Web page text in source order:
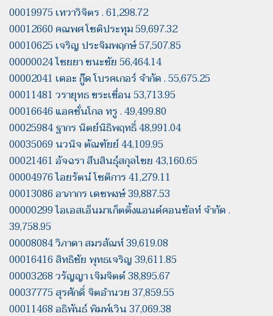
00019975 เทวาวิจิตร . 61,298.72
00012660 คณพศ โชติประทุม 59,697.32
00010625 เจริญ ประจิมพฤกษ์ 57,507.85
00000024 ไชยยา ชนะชัย 56,464.14
00002041 เดอะ กู๊ด โบรคเกอร์ จำกัด . 55,675.25
00011481 วรายุทธ ขระเขื่อน 53,713.95
00016646 แอคชั่นโกล ทรู . 49,499.80
00025984 ฐากร นิตย์นิธิพฤทธิ์ 48,991.04
00035069 นวนิจ ตัณฑัยย์ 44,109.95
00021461 อัจฉรา สืบสินธุ์สกุลไชย 43,160.65
00004976 ไอยรัตน์ โชติการ 41,279.11
00013086 อาภากร เดชพงษ์ 39,887.53
00000299 ไอเอสเอ็นมาเก็ตติ้งแอนด์คอนซัลท์ จำกัด .
39,758.95
00008084 วิภาดา สมรสัณห์ 39,619.08
00016416 สิทธิชัย พุทธเจริญ 39,611.85
00003268 วรัญญา เจิมจิตต์ 38,895.67
00037775 สุรศักดิ์ จิตอำนวย 37,859.55
00011468 อธิพันธ์ พิมพ์เวิน 37,069.38